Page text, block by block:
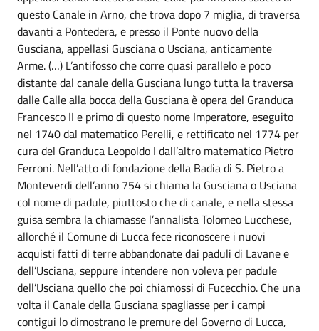
questo Canale in Arno, che trova dopo 7 miglia, di traversa
davanti a Pontedera, e presso il Ponte nuovo della
Gusciana, appellasi Gusciana o Usciana, anticamente
Arme. (…) L’antifosso che corre quasi parallelo e poco
distante dal canale della Gusciana lungo tutta la traversa
dalle Calle alla bocca della Gusciana è opera del Granduca
Francesco II e primo di questo nome Imperatore, eseguito
nel 1740 dal matematico Perelli, e rettificato nel 1774 per
cura del Granduca Leopoldo I dall’altro matematico Pietro
Ferroni. Nell’atto di fondazione della Badia di S. Pietro a
Monteverdi dell’anno 754 si chiama la Gusciana o Usciana
col nome di padule, piuttosto che di canale, e nella stessa
guisa sembra la chiamasse l’annalista Tolomeo Lucchese,
allorché il Comune di Lucca fece riconoscere i nuovi
acquisti fatti di terre abbandonate dai paduli di Lavane e
dell’Usciana, seppure intendere non voleva per padule
dell’Usciana quello che poi chiamossi di Fucecchio. Che una
volta il Canale della Gusciana spagliasse per i campi
contigui lo dimostrano le premure del Governo di Lucca,